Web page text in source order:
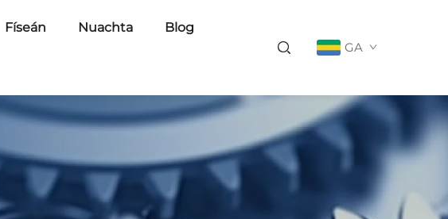
Físeán Nuachta Blog
GA